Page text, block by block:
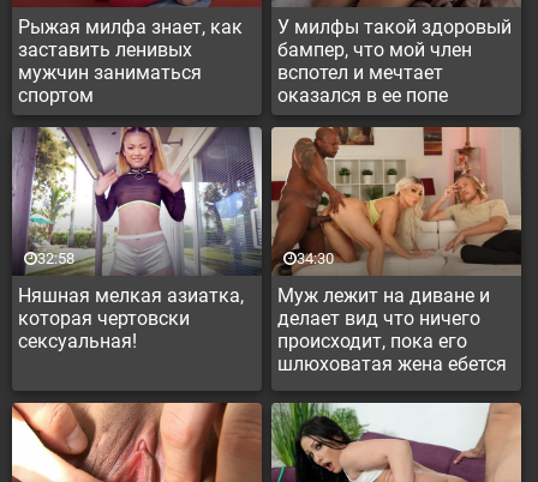
Рыжая милфа знает, как
заставить ленивых
мужчин заниматься
спортом
У милфы такой здоровый
бампер, что мой член
вспотел и мечтает
оказался в ее попе
Няшная мелкая азиатка,
которая чертовски
сексуальная!
32:58
Муж лежит на диване и
делает вид что ничего
происходит, пока его
шлюховатая жена ебется
со здоровым негром
34:30